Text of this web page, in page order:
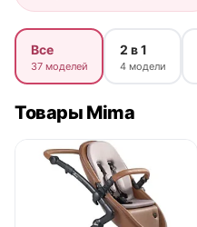
Все
37 моделей
2 в 1
4 модели
Товары Mima
нет в продаже